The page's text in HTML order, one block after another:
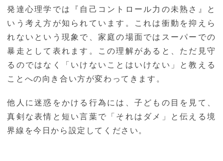
発達心理学では『自己コントロール力の未熟さ』と
いう考え方が知られています。これは衝動を抑えら
れないという現象で、家庭の場面ではスーパーでの
暴走として表れます。この理解があると、ただ見守
るのではなく「いけないことはいけない」と教える
ことへの向き合い方が変わってきます。
他人に迷惑をかける行為には、子どもの目を見て、
真剣な表情と短い言葉で「それはダメ」と伝える境
界線を今日から設定してください。